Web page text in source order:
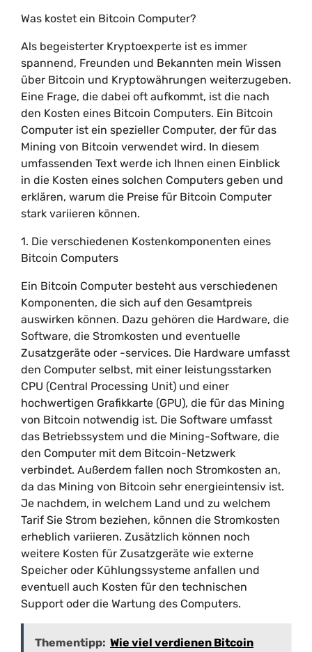
Was kostet ein Bitcoin Computer?
Als begeisterter Kryptoexperte ist es immer
spannend, Freunden und Bekannten mein Wissen
über Bitcoin und Kryptowährungen weiterzugeben.
Eine Frage, die dabei oft aufkommt, ist die nach
den Kosten eines Bitcoin Computers. Ein Bitcoin
Computer ist ein spezieller Computer, der für das
Mining von Bitcoin verwendet wird. In diesem
umfassenden Text werde ich Ihnen einen Einblick
in die Kosten eines solchen Computers geben und
erklären, warum die Preise für Bitcoin Computer
stark variieren können.
1. Die verschiedenen Kostenkomponenten eines
Bitcoin Computers
Ein Bitcoin Computer besteht aus verschiedenen
Komponenten, die sich auf den Gesamtpreis
auswirken können. Dazu gehören die Hardware, die
Software, die Stromkosten und eventuelle
Zusatzgeräte oder -services. Die Hardware umfasst
den Computer selbst, mit einer leistungsstarken
CPU (Central Processing Unit) und einer
hochwertigen Grafikkarte (GPU), die für das Mining
von Bitcoin notwendig ist. Die Software umfasst
das Betriebssystem und die Mining-Software, die
den Computer mit dem Bitcoin-Netzwerk
verbindet. Außerdem fallen noch Stromkosten an,
da das Mining von Bitcoin sehr energieintensiv ist.
Je nachdem, in welchem Land und zu welchem
Tarif Sie Strom beziehen, können die Stromkosten
erheblich variieren. Zusätzlich können noch
weitere Kosten für Zusatzgeräte wie externe
Speicher oder Kühlungssysteme anfallen und
eventuell auch Kosten für den technischen
Support oder die Wartung des Computers.
Thementipp: Wie viel verdienen Bitcoin